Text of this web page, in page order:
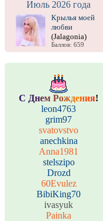
Июль 2026 года
Крылья моей
любви
(Jalagonia)
Баллов: 659
С Днем Рождения!
leon4763
grim97
svatovstvo
anechkina
Anna1981
stelszipo
Drozd
60Evulez
BibiKing70
ivasyuk
Painka